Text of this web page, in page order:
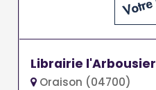
Librairie l'Arbousier
Oraison (04700)